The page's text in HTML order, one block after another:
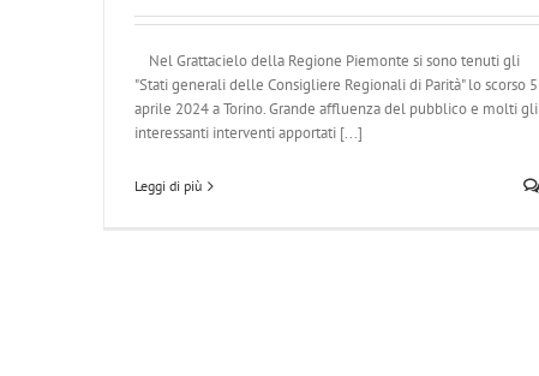
Nel Grattacielo della Regione Piemonte si sono tenuti gli
"Stati generali delle Consigliere Regionali di Parità" lo scorso 5
aprile 2024 a Torino. Grande affluenza del pubblico e molti gli
interessanti interventi apportati [...]
Leggi di più